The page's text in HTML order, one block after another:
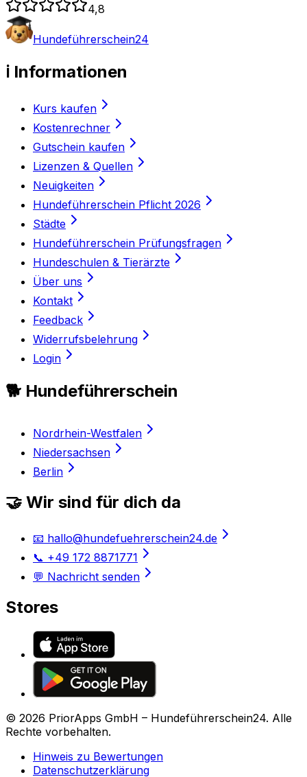
4,8
Hundeführerschein24
ℹ️ Informationen
Kurs kaufen
Kostenrechner
Gutschein kaufen
Lizenzen & Quellen
Neuigkeiten
Hundeführerschein Pflicht 2026
Städte
Hundeführerschein Prüfungsfragen
Hundeschulen & Tierärzte
Über uns
Kontakt
Feedback
Widerrufsbelehrung
Login
🐕 Hundeführerschein
Nordrhein-Westfalen
Niedersachsen
Berlin
🤝 Wir sind für dich da
📧 hallo@hundefuehrerschein24.de
📞 +49 172 8871771
💬 Nachricht senden
Stores
© 2026 PriorApps GmbH – Hundeführerschein24. Alle
Rechte vorbehalten.
Hinweis zu Bewertungen
Datenschutzerklärung